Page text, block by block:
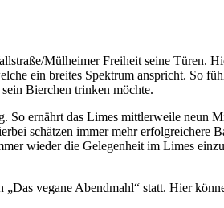
Mülheimer Freiheit seine Türen.
ein breites Spektrum anspricht. So
Bierchen trinken möchte.
So ernährt das Limes mittlerweile neun
schätzen immer mehr erfolgreichere
wieder die Gelegenheit im Limes
vegane Abendmahl“ statt. Hier